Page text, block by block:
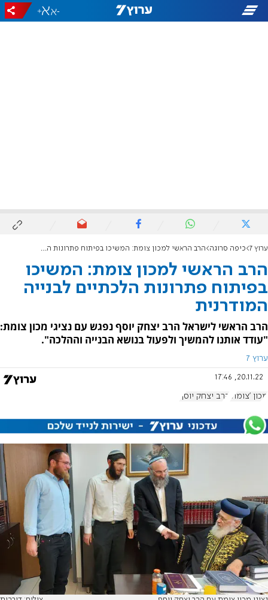
-
+
ערוץ 7 כיפה סרוגה הרב הראשי למכון צומת: המשיכו בפיתוח פתרונות הלכתיים לבנייה המודרנית
הרב הראשי למכון צומת: המשיכו
בפיתוח פתרונות הלכתיים לבנייה
המודרנית
הרב הראשי לישראל הרב יצחק יוסף נפגש עם נציגי מכון צומת:
"עודד אותנו להמשיך ולפעול בנושא הבנייה וההלכה".
ערוץ 7
20.11.22, 17:46
מכון 'צומת' הרב יצחק יוסף